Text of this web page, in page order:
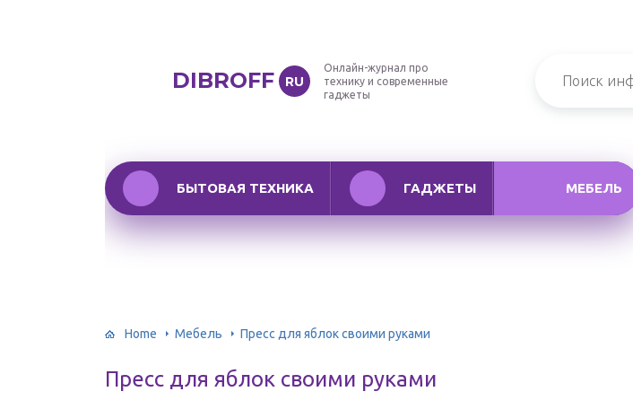
DIBROFF RU
Онлайн-журнал про
технику и современные
гаджеты
БЫТОВАЯ ТЕХНИКА ГАДЖЕТЫ МЕБЕЛЬ
Home Мебель Пресс для яблок своими руками
Пресс для яблок своими руками